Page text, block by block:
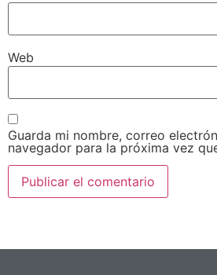
Web
Guarda mi nombre, correo
navegador para la próxima vez